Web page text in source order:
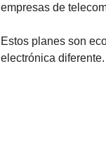
empresas de
Estos planes son
electrónica diferente.